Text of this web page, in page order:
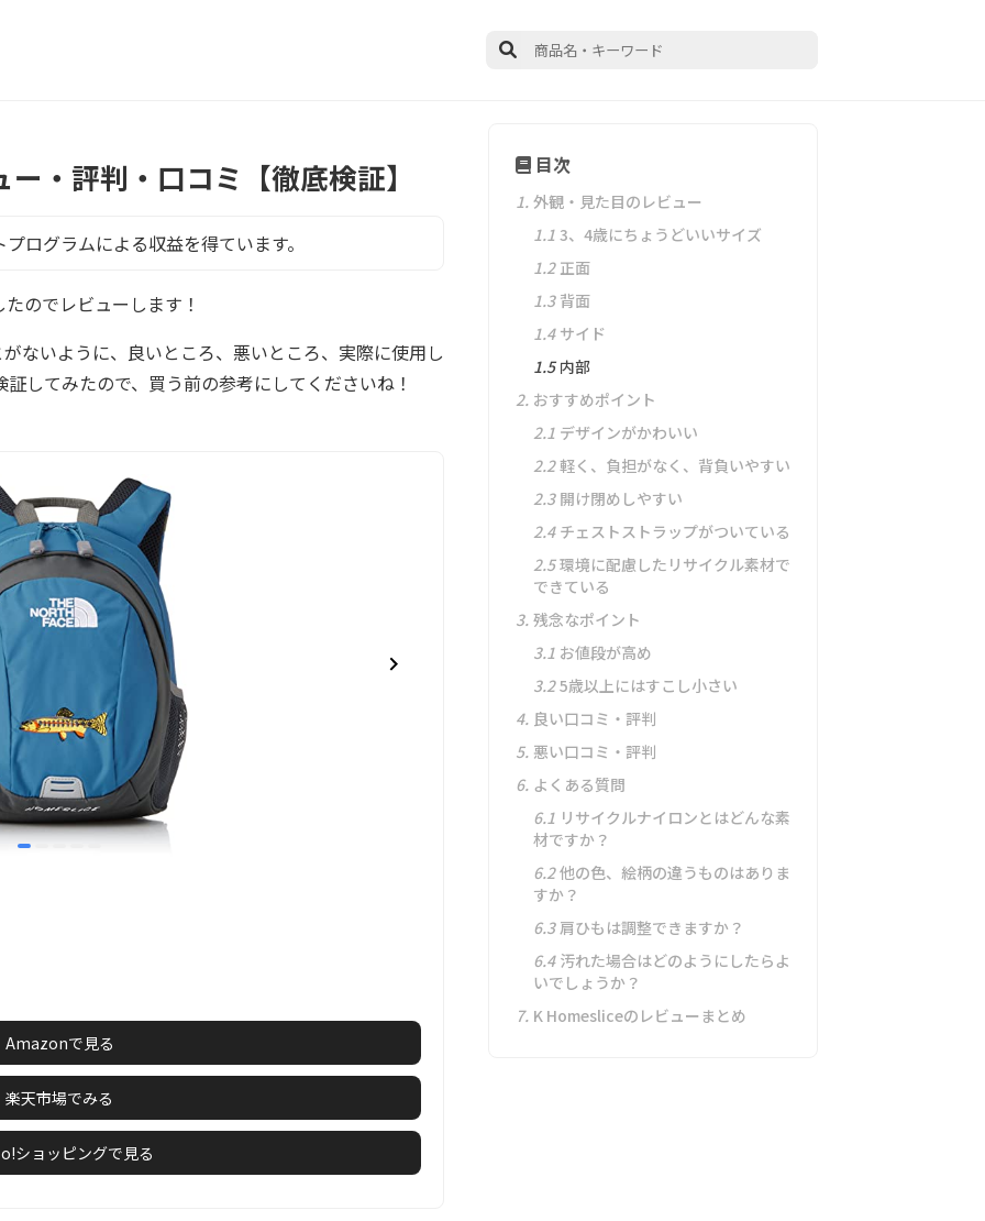
・評判・口コミ【徹底検証】
ログラムによる収益を得ています。
のでレビューします！
ないように、良いところ、悪いところ、実際に使用し
してみたので、買う前の参考にしてくださいね！
item
Amazonで見る
楽天市場でみる
ショッピングで見る
目次
1. 外観・見た目のレビュー
1.1 3、4歳にちょうどいいサイズ
1.2 正面
1.3 背面
1.4 サイド
1.5 内部
2. おすすめポイント
2.1 デザインがかわいい
2.2 軽く、負担がなく、背負いやすい
2.3 開け閉めしやすい
2.4 チェストストラップがついている
2.5 環境に配慮したリサイクル素材で
できている
3. 残念なポイント
3.1 お値段が高め
3.2 5歳以上にはすこし小さい
4. 良い口コミ・評判
5. 悪い口コミ・評判
6. よくある質問
6.1 リサイクルナイロンとはどんな素
材ですか？
6.2 他の色、絵柄の違うものはありま
すか？
6.3 肩ひもは調整できますか？
6.4 汚れた場合はどのようにしたらよ
いでしょうか？
7. K Homesliceのレビューまとめ